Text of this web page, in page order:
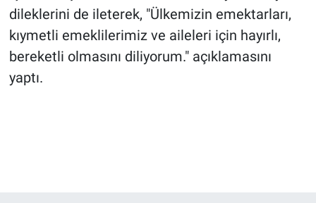
dileklerini de ileterek, "Ülkemizin emektarları,
kıymetli emeklilerimiz ve aileleri için hayırlı,
bereketli olmasını diliyorum." açıklamasını
yaptı.